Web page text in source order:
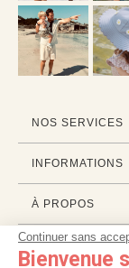
Continuer sans
Bienvenue
NOS SERVICES
INFORMATIONS
À PROPOS